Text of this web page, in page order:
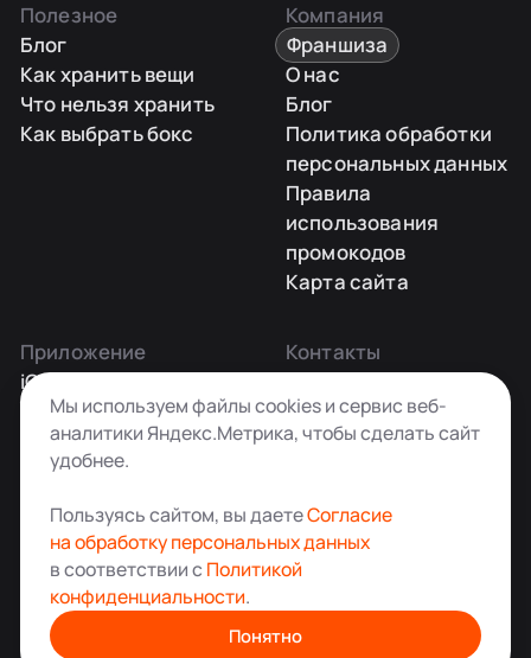
Полезное
Блог
Как хранить вещи
Что нельзя хранить
Как выбрать бокс
Компания
Франшиза
О нас
Блог
Политика обработки
персональных данных
Правила
использования
промокодов
Карта сайта
Приложение
iOS
Android
Контакты
Заказать звонок
+7 495 181-55-45
info@kladovkin.ru
Аренда склада для хранения вещей в Москве
© ООО «Кладовкин» 2026. Все права защищены
Мы используем файлы cookies и сервис веб-
аналитики Яндекс.Метрика, чтобы сделать сайт
удобнее.
Пользуясь сайтом, вы даетеСогласие
на обработку персональных данных
в соответствии с Политикой
конфиденциальности.
Понятно